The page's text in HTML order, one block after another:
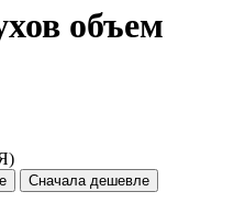
объем
Сначала дешевле